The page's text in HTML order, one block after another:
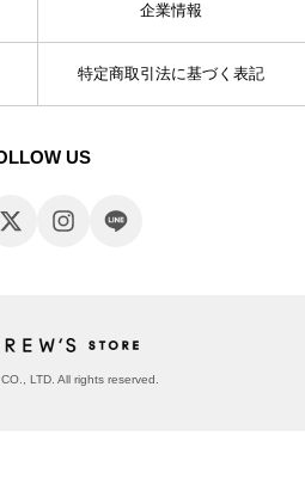
企業情報
特定商取引法に基づく表記
US
LTD. All rights reserved.